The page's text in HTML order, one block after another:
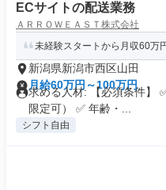
ECサイトの配送業務
ＡＲＲＯＷＥＡＳＴ株式会社
未経験スタートから月収60万
新潟県新潟市西区山田
月給60万円～100万円
求める人材: 【必須条件】
限定可） ✅ 年齢・...
シフト自由